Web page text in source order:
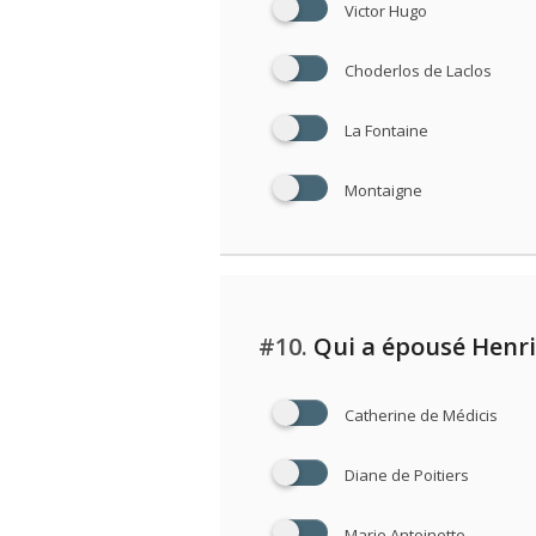
Victor Hugo
Choderlos de Laclos
La Fontaine
Montaigne
#10. Qui a épousé
Catherine de Médicis
Diane de Poitiers